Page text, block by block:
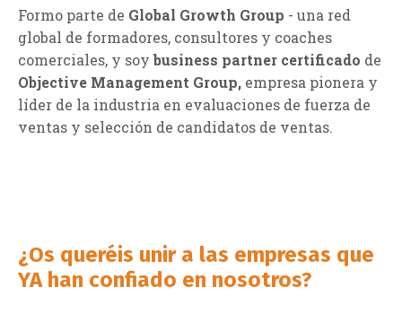
Formo parte de Global Growth Group - una red
global de formadores, consultores y coaches
comerciales, y soybusiness partner certificado de
Objective Management Group, empresa pionera y
líder de la industria en evaluaciones de fuerza de
ventas y selección de candidatos de ventas.
¿Os queréis unir a las empresas que
YA han confiado en nosotros?